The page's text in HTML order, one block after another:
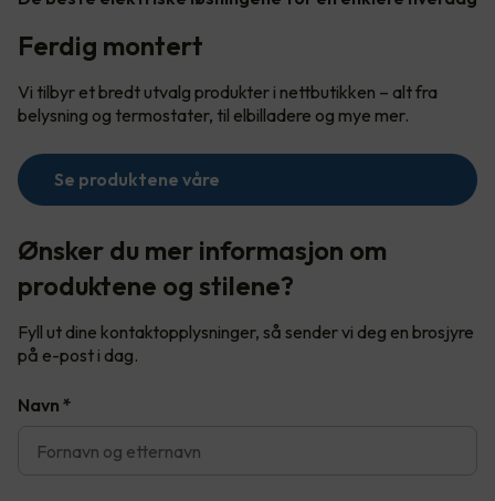
Ferdig montert
Vi tilbyr et bredt utvalg produkter i nettbutikken – alt fra
belysning og termostater, til elbilladere og mye mer.
Se produktene våre
Ønsker du mer informasjon om
produktene og stilene?
Fyll ut dine kontaktopplysninger, så sender vi deg en brosjyre
på e-post i dag.
Navn *